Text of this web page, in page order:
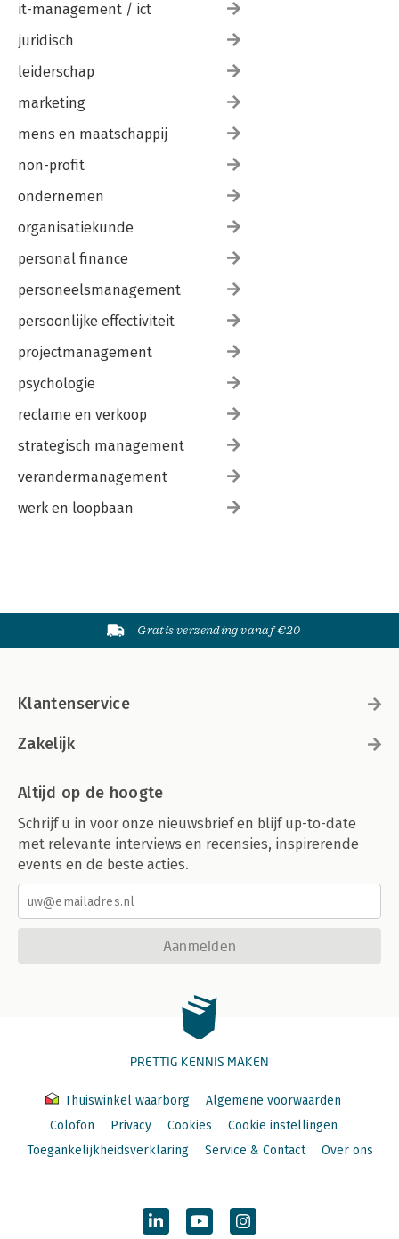
it-management / ict
juridisch
leiderschap
marketing
mens en maatschappij
non-profit
ondernemen
organisatiekunde
personal finance
personeelsmanagement
persoonlijke effectiviteit
projectmanagement
psychologie
reclame en verkoop
strategisch management
verandermanagement
werk en loopbaan
Gratis verzending vanaf €20
Klantenservice
Zakelijk
Altijd op de hoogte
Schrijf u in voor onze nieuwsbrief en blijf up-to-date
met relevante interviews en recensies, inspirerende
events en de beste acties.
Aanmelden
PRETTIG KENNIS MAKEN
Thuiswinkel waarborg
Algemene voorwaarden
Colofon
Privacy Cookies
Cookie instellingen
Toegankelijkheidsverklaring
Service & Contact Over ons